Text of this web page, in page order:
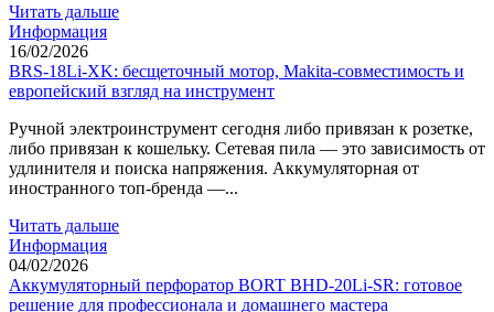
Читать дальше
Информация
16/02/2026
BRS-18Li-XK: бесщеточный мотор, Makita-совместимость и
европейский взгляд на инструмент
Ручной электроинструмент сегодня либо привязан к розетке,
либо привязан к кошельку. Сетевая пила — это зависимость от
удлинителя и поиска напряжения. Аккумуляторная от
иностранного топ-бренда —...
Читать дальше
Информация
04/02/2026
Аккумуляторный перфоратор BORT BHD-20Li-SR: готовое
решение для профессионала и домашнего мастера